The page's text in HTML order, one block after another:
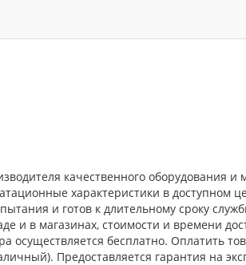
качественного оборудования и
характеристики в доступном
и готов к длительному сроку
и в магазинах, стоимости и времени
осуществляется бесплатно. Оплатить
Предоставляется гарантия на